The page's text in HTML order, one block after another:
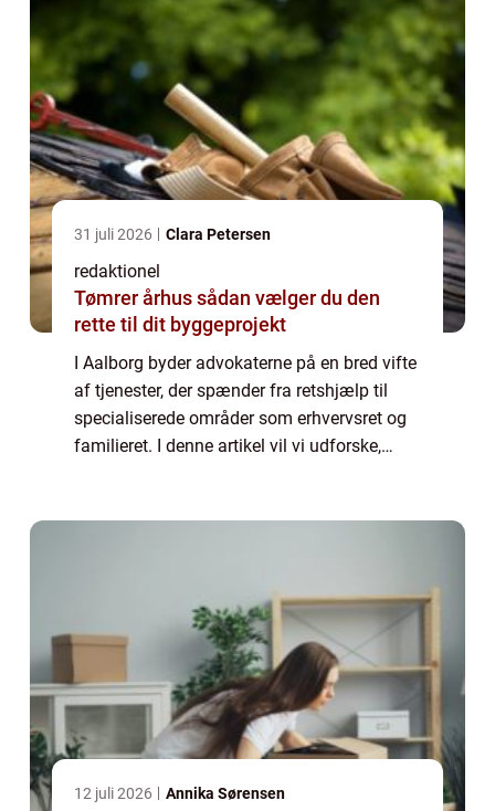
31 juli 2026 Clara Petersen
redaktionel
Tømrer århus sådan vælger du den
rette til dit byggeprojekt
I Aalborg byder advokaterne på en bred vifte
af tjenester, der spænder fra retshjælp til
specialiserede områder som erhvervsret og
familieret. I denne artikel vil vi udforske,
12 juli 2026 Annika Sørensen